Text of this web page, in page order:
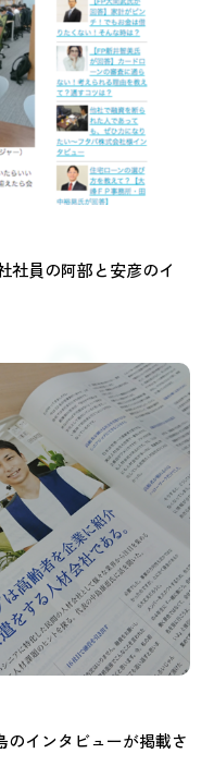
社員の阿部と安彦のイ
のインタビューが掲載さ